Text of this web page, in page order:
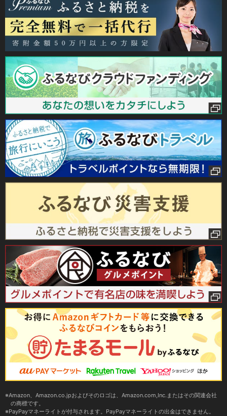
Amazon、Amazon.co.jpおよびそのロゴは、Amazon.com,Inc.またはその関連会社
の商標です。
PayPayマネーライトが付与されます。PayPayマネーライトの出金はできません。